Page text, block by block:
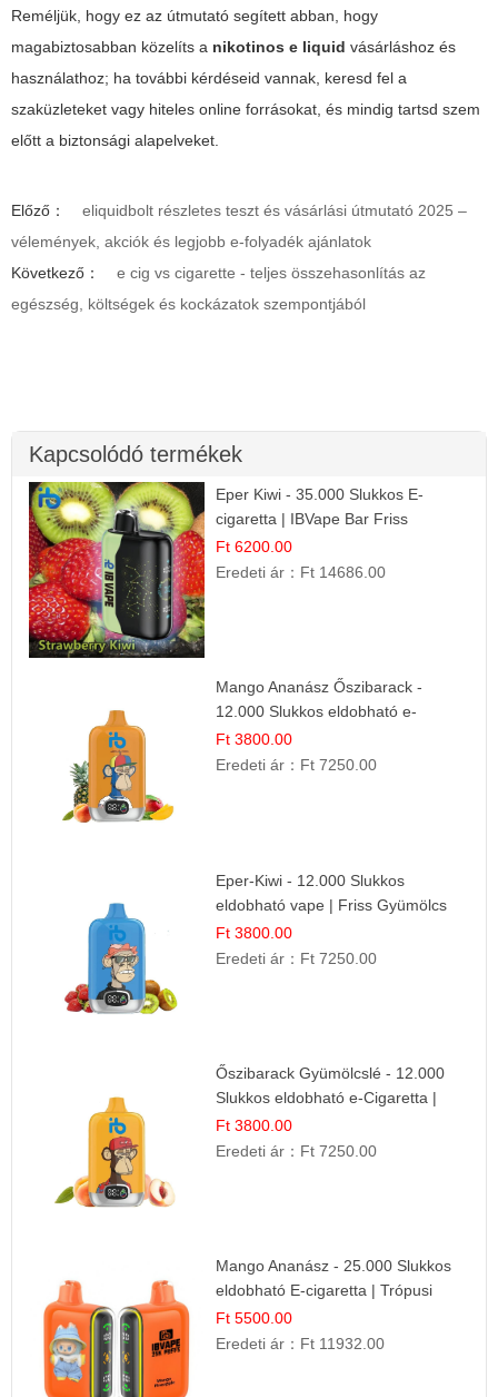
Reméljük, hogy ez az útmutató segített abban, hogy
magabiztosabban közelíts a nikotinos e liquid vásárláshoz és
használathoz; ha további kérdéseid vannak, keresd fel a
szaküzleteket vagy hiteles online forrásokat, és mindig tartsd szem
előtt a biztonsági alapelveket.
Előző：
eliquidbolt részletes teszt és vásárlási útmutató 2025 –
vélemények, akciók és legjobb e-folyadék ajánlatok
Következő：
e cig vs cigarette - teljes összehasonlítás az
egészség, költségek és kockázatok szempontjából
Kapcsolódó termékek
Eper Kiwi - 35.000 Slukkos E-
cigaretta | IBVape Bar Friss
Gyümölcs Ízek
Ft 6200.00
Eredeti ár： Ft 14686.00
Mango Ananász Őszibarack -
12.000 Slukkos eldobható e-
Cigaretta
Ft 3800.00
Eredeti ár： Ft 7250.00
Eper-Kiwi - 12.000 Slukkos
eldobható vape | Friss Gyümölcs
Kombináció
Ft 3800.00
Eredeti ár： Ft 7250.00
Őszibarack Gyümölcslé - 12.000
Slukkos eldobható e-Cigaretta |
Friss Gyümölcs Íz
Ft 3800.00
Eredeti ár： Ft 7250.00
Mango Ananász - 25.000 Slukkos
eldobható E-cigaretta | Trópusi
Ízélmény
Ft 5500.00
Eredeti ár： Ft 11932.00